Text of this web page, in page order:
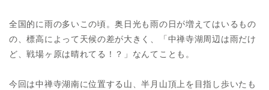
全国的に雨の多いこの頃。奥日光も雨の日が増えてはいるもの
の、標高によって天候の差が大きく、「中禅寺湖周辺は雨だけ
ど、戦場ヶ原は晴れてる！？」なんてことも。
今回は中禅寺湖南に位置する山、半月山頂上を目指し歩いたも